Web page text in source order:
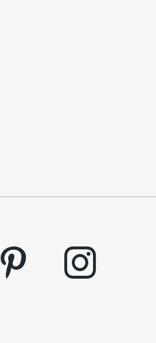
pinterest instagram